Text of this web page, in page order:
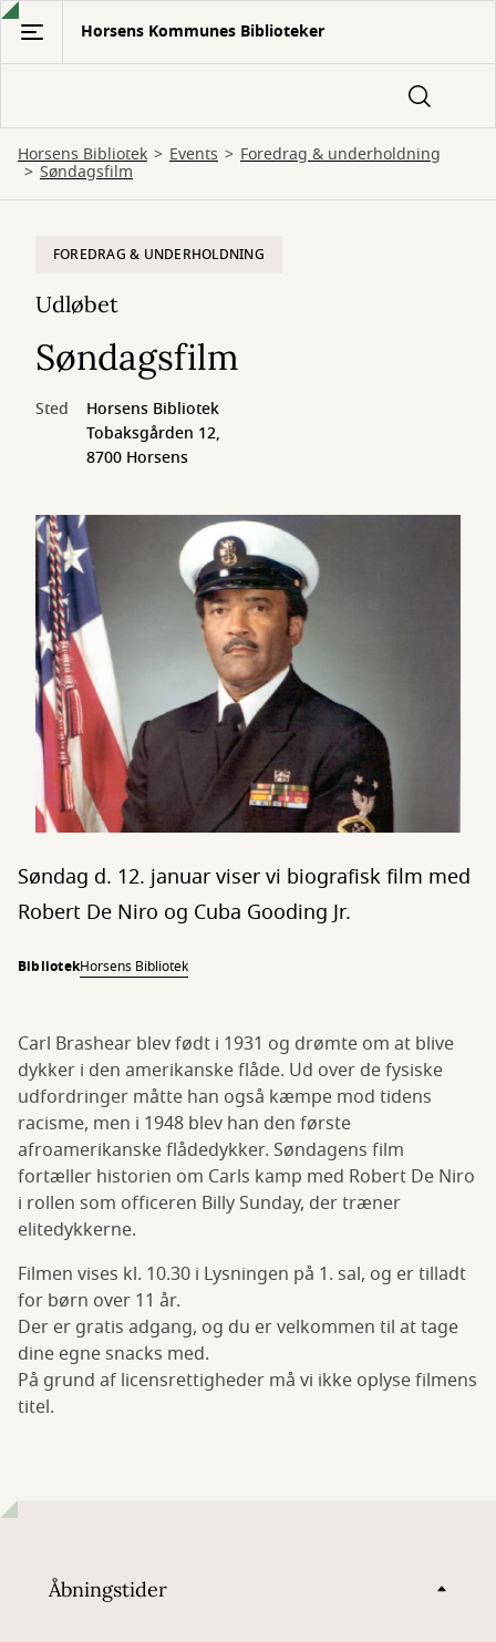
Gå
hovedindhold
Horsens Kommunes Biblioteker
Horsens Bibliotek Events Foredrag & underholdning
Søndagsfilm
FOREDRAG & UNDERHOLDNING
Udløbet
Søndagsfilm
Sted
Horsens Bibliotek
Tobaksgården 12,
8700 Horsens
Søndag d. 12. januar viser vi biografisk film med
Robert De Niro og Cuba Gooding Jr.
BibliotekHorsens Bibliotek
Carl Brashear blev født i 1931 og drømte om at blive
dykker i den amerikanske flåde. Ud over de fysiske
udfordringer måtte han også kæmpe mod tidens
racisme, men i 1948 blev han den første
afroamerikanske flådedykker. Søndagens film
fortæller historien om Carls kamp med Robert De Niro
i rollen som officeren Billy Sunday, der træner
elitedykkerne.
Filmen vises kl. 10.30 i Lysningen på 1. sal, og er tilladt
for børn over 11 år.
Der er gratis adgang, og du er velkommen til at tage
dine egne snacks med.
På grund af licensrettigheder må vi ikke oplyse filmens
titel.
Åbningstider